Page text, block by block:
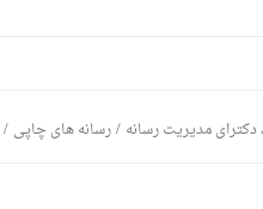
دکترای مدیریت رسانه /رسانه های چاپی /